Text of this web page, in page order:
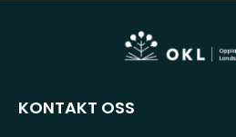
KONTAKT OSS